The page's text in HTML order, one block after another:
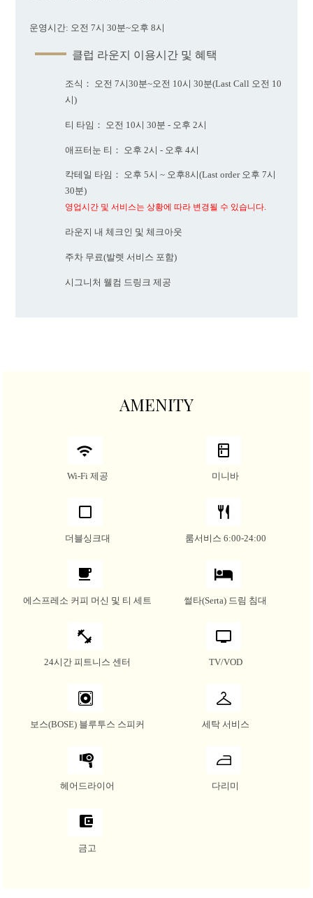
운영시간: 오전 7시 30분~오후 8시
클럽 라운지 이용시간 및 혜택
조식 ： 오전 7시30분~오전 10시 30분(Last Call 오전 10
시)
티 타임 ： 오전 10시 30분 - 오후 2시
애프터눈 티 ： 오후 2시 - 오후 4시
칵테일 타임 ： 오후 5시 ~ 오후8시(Last order 오후 7시
30분)
영업시간 및 서비스는 상황에 따라 변경될 수 있습니다.
라운지 내 체크인 및 체크아웃
주차 무료(발렛 서비스 포함)
시그니처 웰컴 드링크 제공
AMENITY
Wi-Fi 제공 미니바
더블싱크대 룸서비스 6:00-24:00
에스프레소 커피 머신 및 티 세트 썰타(Serta) 드림 침대
24시간 피트니스 센터 TV/VOD
보스(BOSE) 블루투스 스피커 세탁 서비스
헤어드라이어 다리미
금고